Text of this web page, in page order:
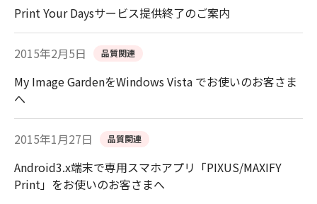
Print Your Daysサービス提供終了のご案内
2015年2月5日 品質関連
My Image GardenをWindows Vista でお使いのお客さま
へ
2015年1月27日 品質関連
Android3.x端末で専用スマホアプリ「PIXUS/MAXIFY
Print」をお使いのお客さまへ